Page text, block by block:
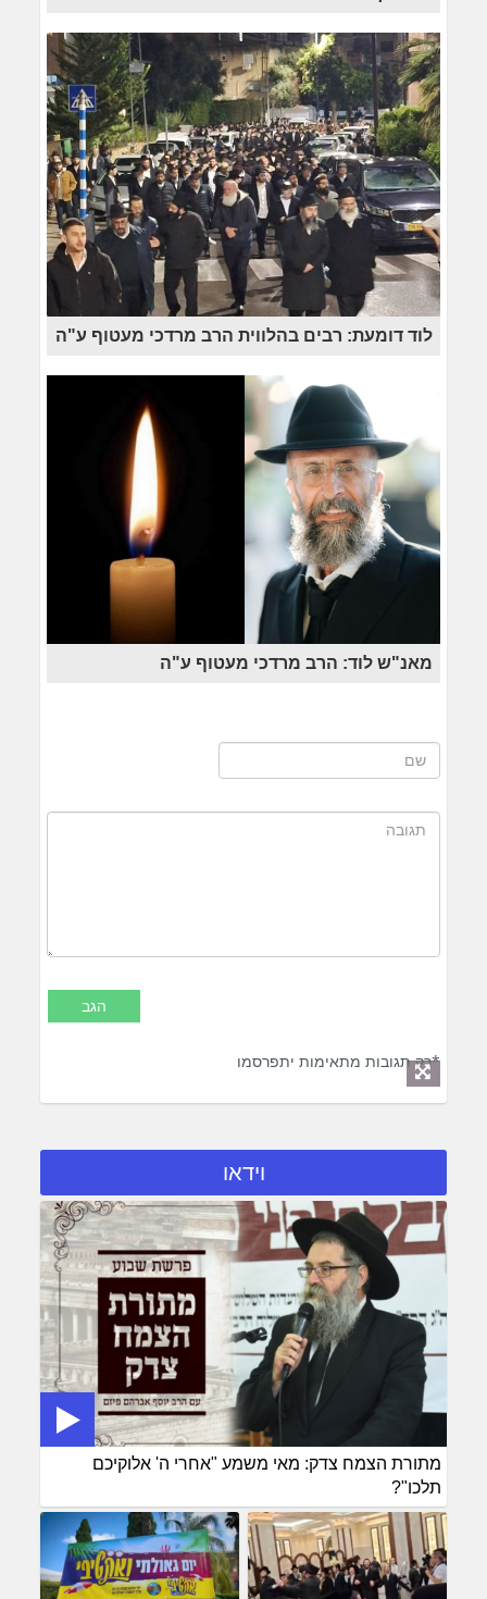
לוד דומעת: רבים בהלווית הרב מרדכי מעטוף ע"ה
מאנ"ש לוד: הרב מרדכי מעטוף ע"ה
*רק תגובות מתאימות יתפרסמו
וידאו
מתורת הצמח צדק: מאי משמע "אחרי ה' אלוקיכם
תלכו"?